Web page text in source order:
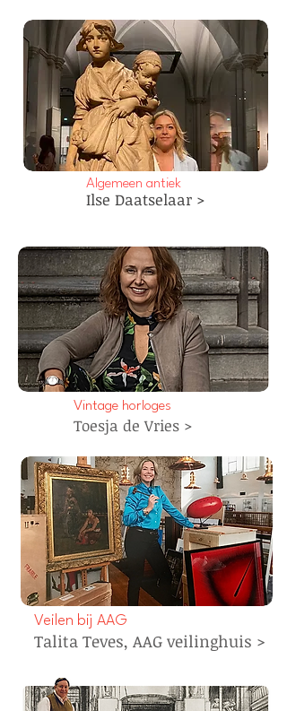
Algemeen antiek
Ilse Daatselaar >
Vintage horloges
Toesja de Vries >
Veilen bij AAG
Talita Teves, AAG veilinghuis >